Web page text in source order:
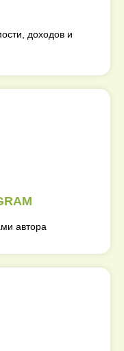
доходов и
автора